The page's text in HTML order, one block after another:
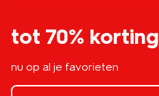
tot 70% korting
nu op al je favorieten